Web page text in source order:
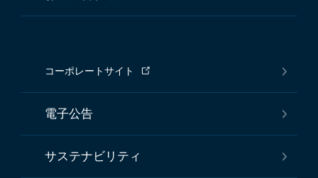
コーポレートサイト
電子公告
サステナビリティ